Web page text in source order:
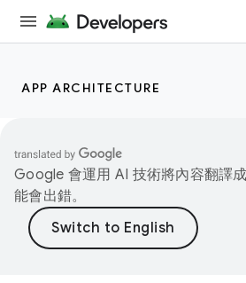
APP ARCHITECTURE
Google 會運用 AI 技術將內容翻譯
能會出錯。